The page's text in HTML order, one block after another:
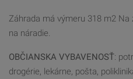
Záhrada má výmeru 318 m2
na náradie.
OBČIANSKA VYBAVENOSŤ:
drogérie, lekárne, pošta,